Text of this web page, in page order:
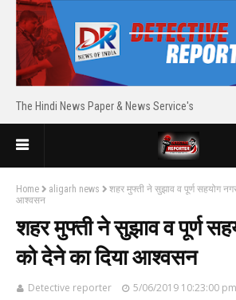
The Hindi News Paper & News Service's
Home aligarh news
शहर मुफ्ती ने सुझाव व पूर्ण सहयोग
आश्वसन
शहर मुफ्ती ने सुझाव व पूर्ण
को देने का दिया आश्वसन
Detective reporter 5/06/2019 10:23:00 pm